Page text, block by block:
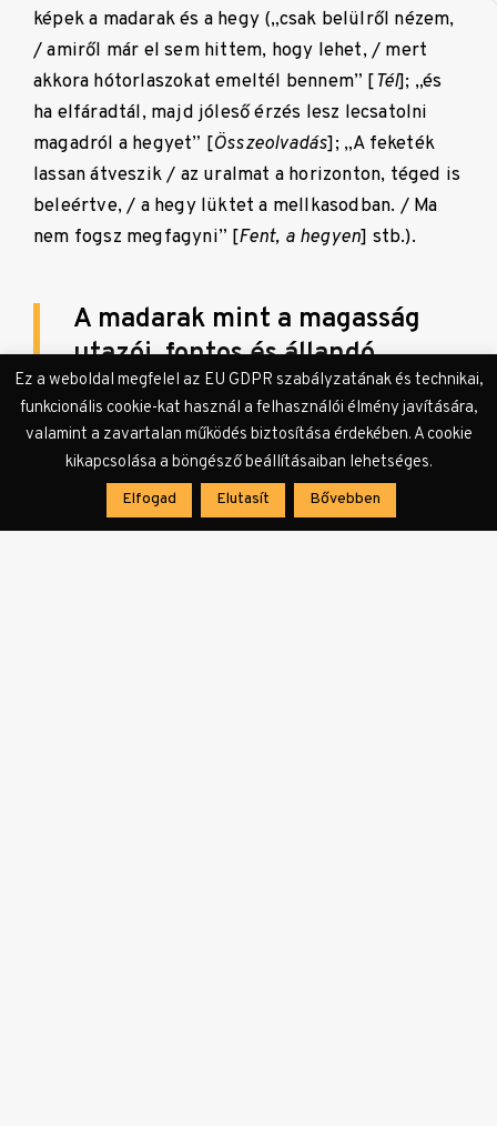
képek a madarak és a hegy („csak belülről nézem,
/ amiről már el sem hittem, hogy lehet, / mert
akkora hótorlaszokat emeltél bennem” [Tél]; „és
ha elfáradtál, majd jóleső érzés lesz lecsatolni
magadról a hegyet” [Összeolvadás]; „A feketék
lassan átveszik / az uralmat a horizonton, téged is
beleértve, / a hegy lüktet a mellkasodban. / Ma
nem fogsz megfagyni” [Fent, a hegyen] stb.).
A madarak mint a magasság
utazói, fontos és állandó
motívumként jelennek meg a
szövegekben,
amit Varga Lillának a kötet négy pontján
elhelyezett madárrajzai, illetve a borító is
Ez a weboldal megfelel az EU GDPR szabályzatának és technikai,
funkcionális cookie-kat használ a felhasználói élmény javítására,
valamint a zavartalan működés biztosítása érdekében. A cookie
kikapcsolása a böngésző beállításaiban lehetséges.
Elfogad Elutasít Bővebben